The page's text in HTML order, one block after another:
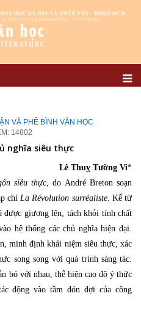
VÀ PHÊ BÌNH VĂN HỌC
14802
nghĩa siêu thực
Lê Thuỵ Tường Vi*
siêu thực, do André Breton soạn
chíLa Révolution surréaliste. Kể từ
được giương lên, tách khỏi tính chất
hệ thống các chủ nghĩa hiện đại.
minh định khái niệm siêu thực, xác
song song với quá trình sáng tác.
bó với nhau, thể hiện cao độ ý thức
động vào tầm đón đợi của công